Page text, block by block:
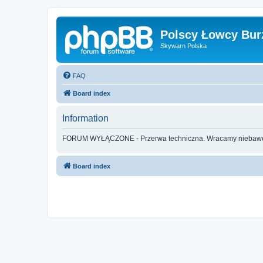
Polscy Łowcy
Skywarn Polska
FAQ
Board index
Information
FORUM WYŁĄCZONE - Przerwa techniczna. Wracamy
Board index